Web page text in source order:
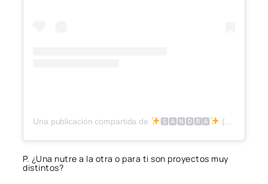
Una publicación compartida de 🆂🅰🅽🅳🆁🅰 (@saandraoff)
P. ¿Una nutre a la otra o para ti son proyectos muy
distintos?